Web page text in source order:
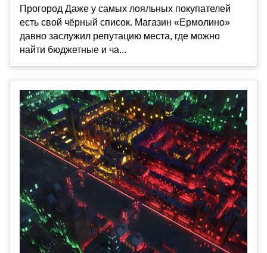
Прогород Даже у самых лояльных покупателей
есть свой чёрный список. Магазин «Ермолино»
давно заслужил репутацию места, где можно
найти бюджетные и ча...